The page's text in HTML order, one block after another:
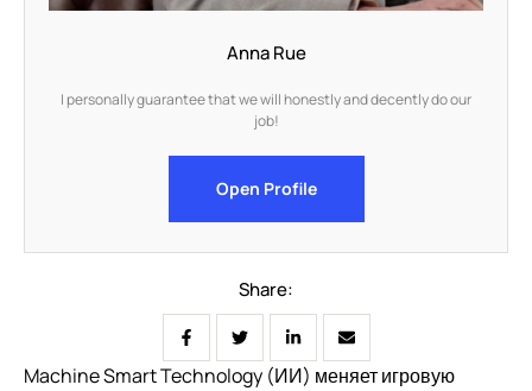
Anna Rue
I personally guarantee that we will honestly and decently do our
job!
Open Profile
Share:
Machine Smart Technology (ИИ) меняет игровую